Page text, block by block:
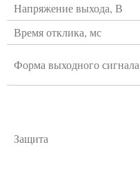
Напряжение выхода, В
Время отклика, мс
Форма выходного сигнала
Защита